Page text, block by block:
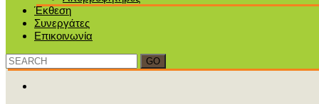
Έκθεση
Συνεργάτες
Επικοινωνία
Search
for: